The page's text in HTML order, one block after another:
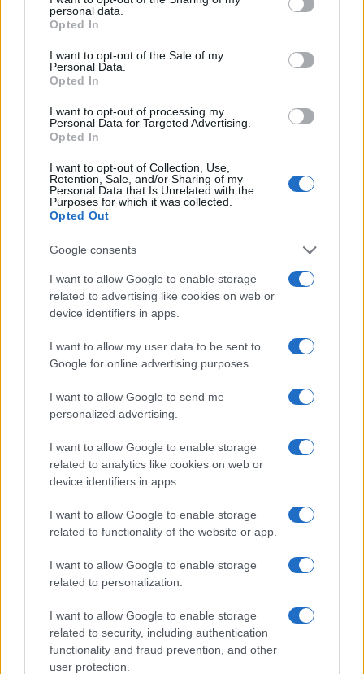
grant or deny consent to Google and its third-party tags to
use your data for below specified purposes in below Google
consent section.
personal data.
Opted In
I want to opt-out of the Sale of my
Personal Data.
Opted In
I want to opt-out of processing my
Personal Data for Targeted Advertising.
Opted In
I want to opt-out of Collection, Use,
Retention, Sale, and/or Sharing of my
Personal Data that Is Unrelated with the
Purposes for which it was collected.
Opted Out
Google consents
I want to allow Google to enable storage
related to advertising like cookies on web or
device identifiers in apps.
I want to allow my user data to be sent to
Google for online advertising purposes.
I want to allow Google to send me
personalized advertising.
I want to allow Google to enable storage
related to analytics like cookies on web or
device identifiers in apps.
I want to allow Google to enable storage
related to functionality of the website or app.
I want to allow Google to enable storage
related to personalization.
I want to allow Google to enable storage
related to security, including authentication
functionality and fraud prevention, and other
user protection.
POTREBBE INTERESSARTI
pescatore: attimi di terrore sul
lungomare romano
UFFICIALE: il Lazio torna in zona
rossa. Approvato il nuovo
decreto legge anti-Covid
5 anni fa
Fiumicino, squalo attacca un pescatore: attimi di
terrore sul lungomare romano
UFFICIALE: il Lazio torna in zona rossa. Approvato il
nuovo decreto legge anti-Covid